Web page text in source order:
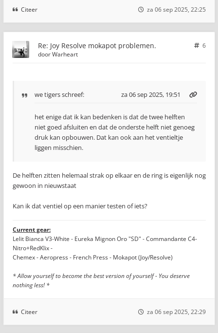
Citeer za 06 sep 2025, 22:25
Re: Joy Resolve mokapot problemen.
6
doorWarheart
we tigersschreef: za 06 sep 2025, 19:51
het enige dat ik kan bedenken is dat de twee helften
niet goed afsluiten en dat de onderste helft niet genoeg
druk kan opbouwen. Dat kan ook aan het ventieltje
liggen misschien.
De helften zitten helemaal strak op elkaar en de ring is eigenlijk nog
gewoon in nieuwstaat
Kan ik dat ventiel op een manier testen of iets?
Current gear:
Lelit Bianca V3-White - Eureka Mignon Oro "SD" - Commandante C4-
Nitro+RedKlix -
Chemex - Aeropress - French Press - Mokapot (Joy/Resolve)
* Allow yourself to become the best version of yourself - You deserve
nothing less! *
Citeer za 06 sep 2025, 22:29